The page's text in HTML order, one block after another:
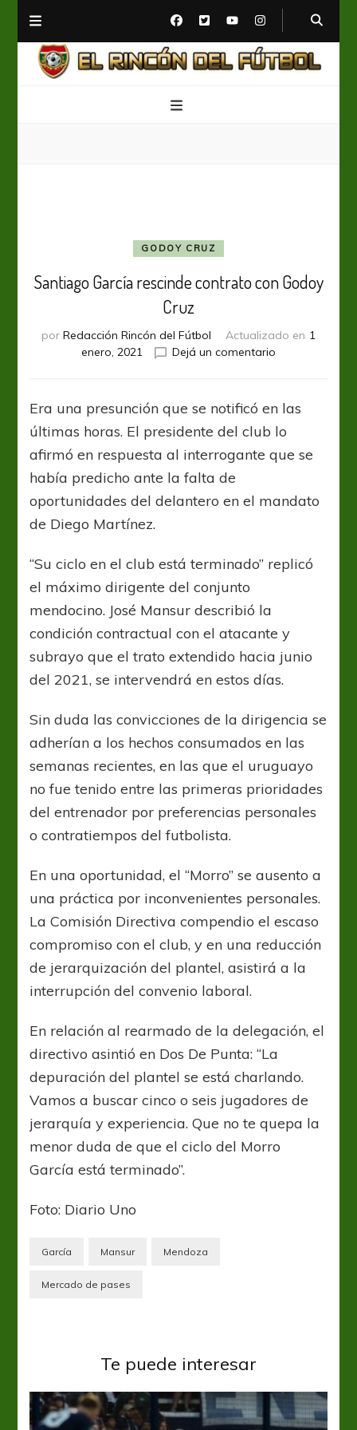
GODOY CRUZ
Santiago García rescinde contrato con Godoy
Cruz
por Redacción Rincón del Fútbol Actualizado en 1
enero, 2021
Dejá un comentario
rescinde
contrato
con
Godoy
Era una presunción que se notificó en las
últimas horas. El presidente del club lo
afirmó en respuesta al interrogante que se
había predicho ante la falta de
oportunidades del delantero en el mandato
de Diego Martínez.
“Su ciclo en el club está terminado” replicó
el máximo dirigente del conjunto
mendocino. José Mansur describió la
condición contractual con el atacante y
subrayo que el trato extendido hacia junio
del 2021, se intervendrá en estos días.
Sin duda las convicciones de la dirigencia se
adherían a los hechos consumados en las
semanas recientes, en las que el uruguayo
no fue tenido entre las primeras prioridades
del entrenador por preferencias personales
o contratiempos del futbolista.
En una oportunidad, el “Morro” se ausento a
una práctica por inconvenientes personales.
La Comisión Directiva compendio el escaso
compromiso con el club, y en una reducción
de jerarquización del plantel, asistirá a la
interrupción del convenio laboral.
En relación al rearmado de la delegación, el
directivo asintió en Dos De Punta: “La
depuración del plantel se está charlando.
Vamos a buscar cinco o seis jugadores de
jerarquía y experiencia. Que no te quepa la
menor duda de que el ciclo del Morro
García está terminado”.
Foto: Diario Uno
García Mansur Mendoza
Mercado de pases
Te puede interesar